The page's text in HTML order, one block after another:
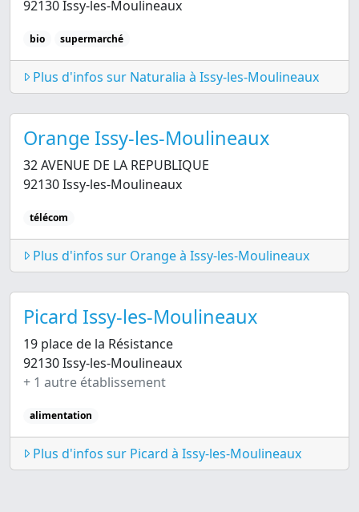
92130 Issy-les-Moulineaux
bio supermarché
Plus d'infos sur Naturalia à Issy-les-Moulineaux
Orange Issy-les-Moulineaux
32 AVENUE DE LA REPUBLIQUE
92130 Issy-les-Moulineaux
télécom
Plus d'infos sur Orange à Issy-les-Moulineaux
Picard Issy-les-Moulineaux
19 place de la Résistance
92130 Issy-les-Moulineaux
+ 1 autre établissement
alimentation
Plus d'infos sur Picard à Issy-les-Moulineaux